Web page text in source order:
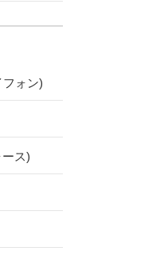
フォン)
ス)